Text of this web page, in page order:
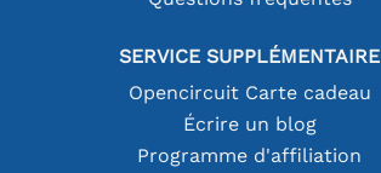
SERVICE SUPPLÉMENTAIRE
Opencircuit Carte cadeau
Écrire un blog
Programme d'affiliation